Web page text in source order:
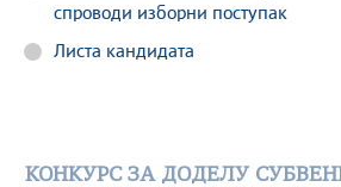
спроводи изборни поступак
Листа кандидата
КОНКУРС ЗА ДОДЕЛУ